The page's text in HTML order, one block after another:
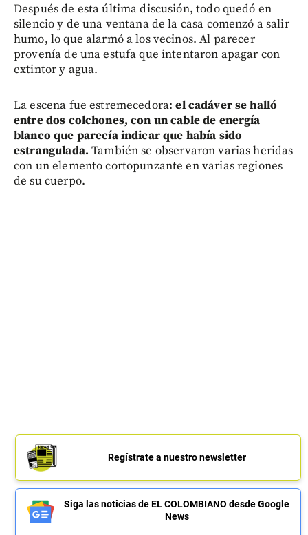
Después de esta última discusión, todo quedó en
silencio y de una ventana de la casa comenzó a salir
humo, lo que alarmó a los vecinos. Al parecer
provenía de una estufa que intentaron apagar con
extintor y agua.
La escena fue estremecedora:el cadáver se halló
entre dos colchones, con un cable de energía
blanco que parecía indicar que había sido
estrangulada.También se observaron varias heridas
con un elemento cortopunzante en varias regiones
de su cuerpo.
Regístrate a nuestro newsletter
Siga las noticias de EL COLOMBIANO desde Google
News